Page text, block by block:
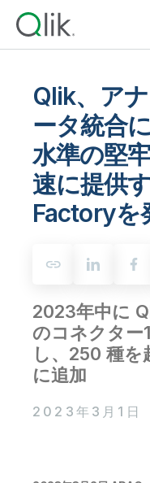
コミュニティ
カスタマーサポ
カスタマーポー
初期トレーニング
製品関連
企業情報
採用情報
ニュースルーム
事業所 / 連絡先
Back
Qlik
Talend
Back
Qlik が選ばれる
データをビジネス成果へ
テクノロジーパ
Back
データ統合
データ分析と AI
すべての製品
Back
適切なデータ統合プラン
データ分析の価格
適切なデータ分析プラン
の達成をサポートします。
Back
イベント / Web
リソースライブ
コミュニティ
Qlik、ア
ータ統合
水準の堅
速に提供
Factoryを
2023年中に
のコネクター
し、250 種を
に追加
2023年3月1日